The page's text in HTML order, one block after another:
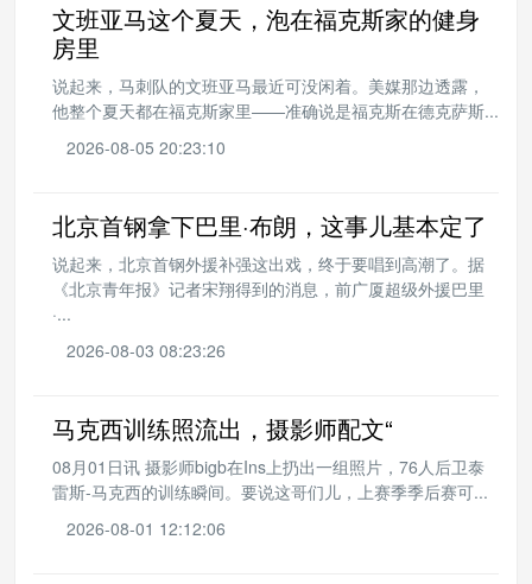
文班亚马这个夏天，泡在福克斯家的健身
房里
说起来，马刺队的文班亚马最近可没闲着。美媒那边透露，
他整个夏天都在福克斯家里——准确说是福克斯在德克萨斯...
2026-08-05 20:23:10
北京首钢拿下巴里·布朗，这事儿基本定了
说起来，北京首钢外援补强这出戏，终于要唱到高潮了。据
《北京青年报》记者宋翔得到的消息，前广厦超级外援巴里
·...
2026-08-03 08:23:26
马克西训练照流出，摄影师配文“
08月01日讯 摄影师bigb在Ins上扔出一组照片，76人后卫泰
雷斯-马克西的训练瞬间。要说这哥们儿，上赛季季后赛可...
2026-08-01 12:12:06